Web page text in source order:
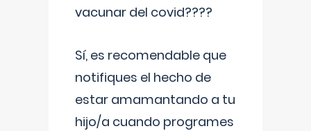
vacunar del covid????
Sí, es recomendable que
notifiques el hecho de
estar amamantando a tu
hijo/a cuando programes